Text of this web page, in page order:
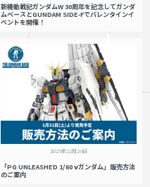
新機動戦記ガンダムW 30周年を記念してガンダ
ムベースとGUNDAM SIDE-Fでバレンタインイ
ベントを開催！
2025年12月24日
「PG UNLEASHED 1/60 νガンダム」販売方法
のご案内